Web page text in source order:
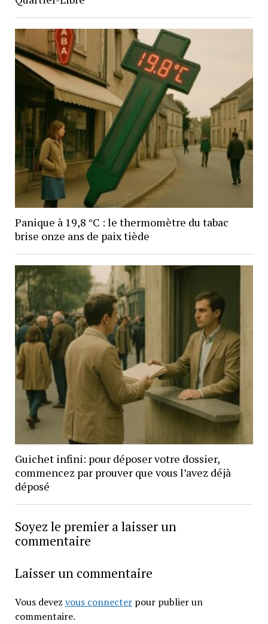
Panique à 19,8 °C : le thermomètre du tabac
brise onze ans de paix tiède
Guichet infini: pour déposer votre dossier,
commencez par prouver que vous l’avez déjà
déposé
Soyez le premier a laisser un
commentaire
Laisser un commentaire
Vous devez vous connecterpour publier un
commentaire.